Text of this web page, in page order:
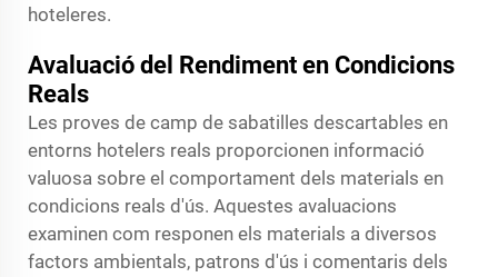
hoteleres.
Avaluació del Rendiment en Condicions
Reals
Les proves de camp de sabatilles descartables en
entorns hotelers reals proporcionen informació
valuosa sobre el comportament dels materials en
condicions reals d'ús. Aquestes avaluacions
examinen com responen els materials a diversos
factors ambientals, patrons d'ús i comentaris dels